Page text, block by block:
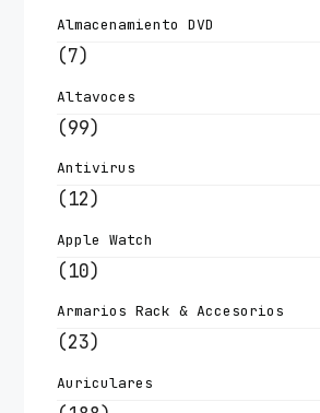
Almacenamiento DVD
(7)
Altavoces
(99)
Antivirus
(12)
Apple Watch
(10)
Armarios Rack & Accesorios
(23)
Auriculares